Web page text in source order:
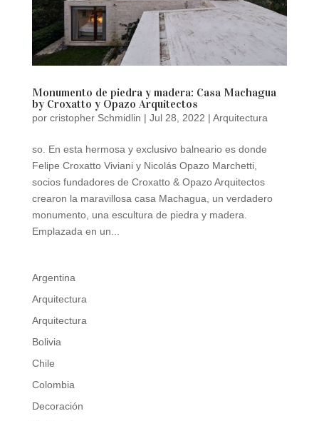
Monumento de piedra y madera: Casa Machagua
by Croxatto y Opazo Arquitectos
por cristopher Schmidlin | Jul 28, 2022 | Arquitectura
so. En esta hermosa y exclusivo balneario es donde
Felipe Croxatto Viviani y Nicolás Opazo Marchetti,
socios fundadores de Croxatto & Opazo Arquitectos
crearon la maravillosa casa Machagua, un verdadero
monumento, una escultura de piedra y madera.
Emplazada en un...
Argentina
Arquitectura
Arquitectura
Bolivia
Chile
Colombia
Decoración